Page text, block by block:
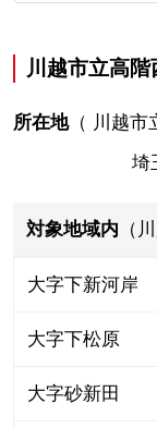
川越市立高
所在地（ 川越市
埼
対象地域内 （
大字下新河岸
大字下松原
大字砂新田